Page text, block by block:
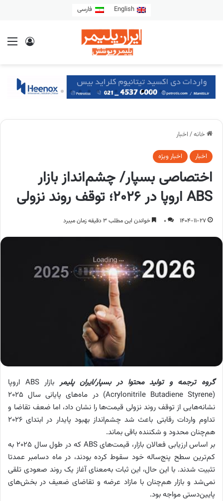
English فارسی
خانه/ اخبار
اخبار اخبار ویژه
اختصاصی بسپار/ چشم‌انداز بازار
ABS اروپا در ۲۰۲۶؛ توقف روند نزولی
1404-11-27
0 خواندن این مطلب 3 دقیقه زمان میبرد
گروه ترجمه و تولید محتوا در بسپار/ایران پلیمر
بازار ABS اروپا
(Acrylonitrile Butadiene Styrene) در ماه‌های پایانی سال ۲۰۲۵
نشانه‌هایی از توقف روند نزولی قیمت‌ها را نشان داد، اما ضعف تقاضا و
تداوم واردات رقابتی باعث شد چشم‌انداز بهبود پایدار در ابتدای ۲۰۲۶
هم‌چنان محدود و شکننده باقی بماند.
بر اساس ارزیابی فعالان بازار، قیمت‌های ABS که در طول سال ۲۰۲۵ به
کم‌ترین سطح پنج‌ساله خود سقوط کرده بودند، در ماه دسامبر عمدتا
تثبیت شدند. با این حال، این ثبات به‌معنای آغاز یک روند صعودی تلقی
نمی‌شد و بازار هم‌چنان با مازاد عرضه و تقاضای ضعیف در بخش‌های
پایین‌دستی مواجه بود.